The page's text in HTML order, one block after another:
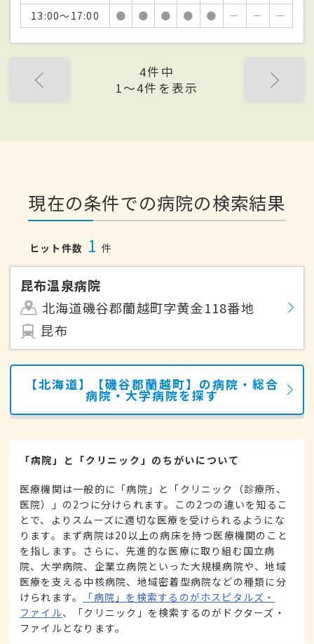
13:00～17:00 ● ● ● ● ● － － －
4件中
1〜4件を表示
現在の条件での病院の検索結果
ヒット件数 1 件
昆布温泉病院
北海道磯谷郡蘭越町字黄金118番地
昆布
【北海道】【磯谷郡蘭越町】の病院・総合
病院・大学病院を探す
「病院」と「クリニック」のちがいについて
医療機関は一般的に「病院」と「クリニック（診療所、
医院）」の2つに分けられます。この2つの違いを知るこ
とで、よりスムーズに適切な医療を受けられるようにな
ります。まず病院は20以上の病床を持つ医療機関のこと
を指します。さらに、先進的な医療に取り組む国立病
院、大学病院、企業立病院といった大規模病院や、地域
医療を支える中核病院、地域密着型病院などの種類に分
けられます。
「病院」を検索するのがホスピタルズ・
ファイル、「クリニック」を検索するのがドクターズ・
ファイルとなります。